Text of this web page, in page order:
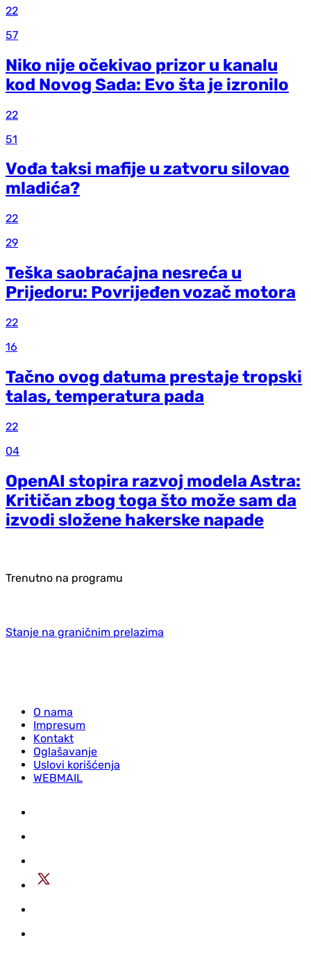
22
57
Niko nije očekivao prizor u kanalu
kod Novog Sada: Evo šta je izronilo
22
51
Vođa taksi mafije u zatvoru silovao
mladića?
22
29
Teška saobraćajna nesreća u
Prijedoru: Povrijeđen vozač motora
22
16
Tačno ovog datuma prestaje tropski
talas, temperatura pada
22
04
OpenAI stopira razvoj modela Astra:
Kritičan zbog toga što može sam da
izvodi složene hakerske napade
Trenutno na programu
Stanje na graničnim prelazima
O nama
Impresum
Kontakt
Oglašavanje
Uslovi korišćenja
WEBMAIL